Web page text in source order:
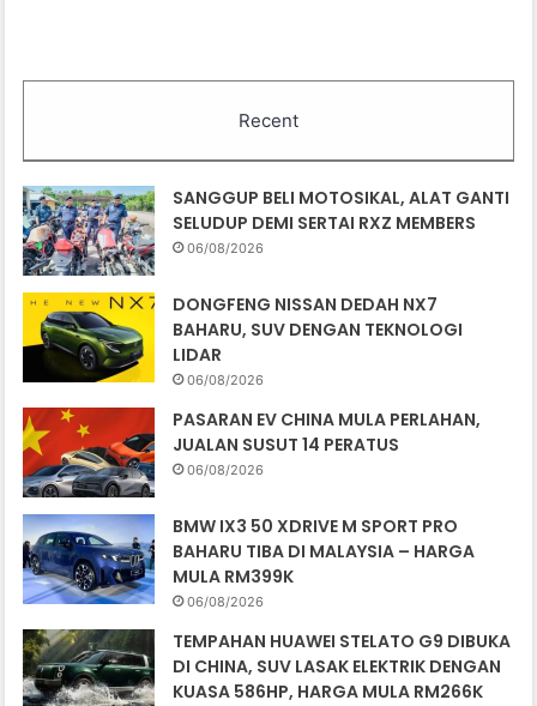
Recent
SANGGUP BELI MOTOSIKAL, ALAT GANTI
SELUDUP DEMI SERTAI RXZ MEMBERS
06/08/2026
DONGFENG NISSAN DEDAH NX7
BAHARU, SUV DENGAN TEKNOLOGI
LIDAR
06/08/2026
PASARAN EV CHINA MULA PERLAHAN,
JUALAN SUSUT 14 PERATUS
06/08/2026
BMW IX3 50 XDRIVE M SPORT PRO
BAHARU TIBA DI MALAYSIA – HARGA
MULA RM399K
06/08/2026
TEMPAHAN HUAWEI STELATO G9 DIBUKA
DI CHINA, SUV LASAK ELEKTRIK DENGAN
KUASA 586HP, HARGA MULA RM266K